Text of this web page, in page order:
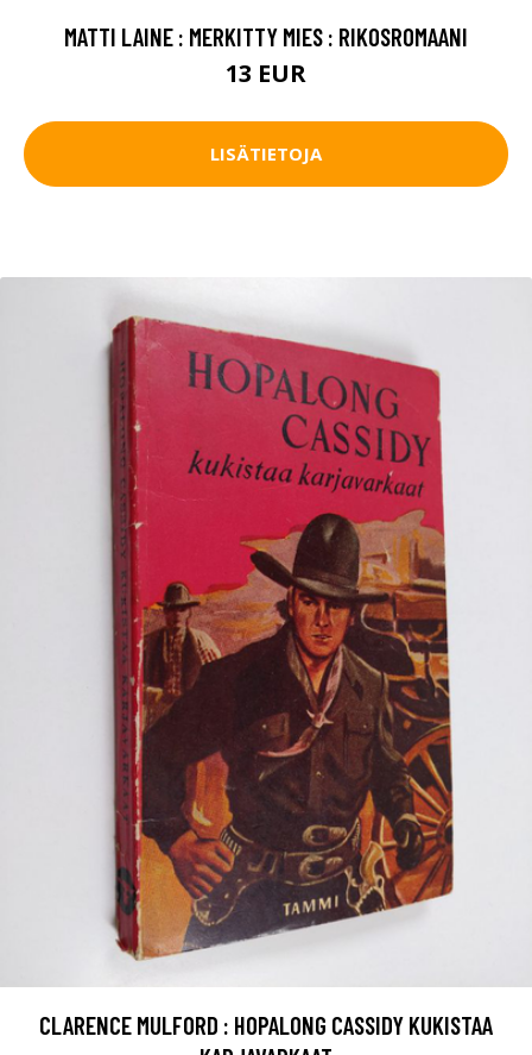
MATTI LAINE : MERKITTY MIES : RIKOSROMAANI
13 EUR
LISÄTIETOJA
CLARENCE MULFORD : HOPALONG CASSIDY KUKISTAA